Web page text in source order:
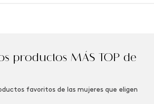
productos MÁS TOP de
favoritos de las mujeres que eligen